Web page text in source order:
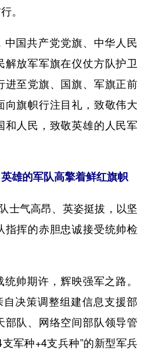
。
中国共产党党旗、中华人民
放军军旗在仪仗方队护卫
进至党旗、国旗、军旗正前
旗帜行注目礼，致敬伟大
和人民，致敬英雄的人民军
雄的军队高擎着鲜红旗帜
士气高昂、英姿挺拔，以坚
指挥的赤胆忠诚接受统帅检
帅期许，辉映强军之路。
决策调整组建信息支援部
部队、网络空间部队领导管
军种+4支兵种”的新型军兵